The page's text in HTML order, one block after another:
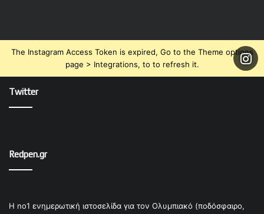
The Instagram Access Token is expired, Go to the Theme options
page > Integrations, to to refresh it.
Twitter
Redpen.gr
Η no1 ενημερωτική ιστοσελίδα για τον Ολυμπιακό (ποδόσφαιρο,